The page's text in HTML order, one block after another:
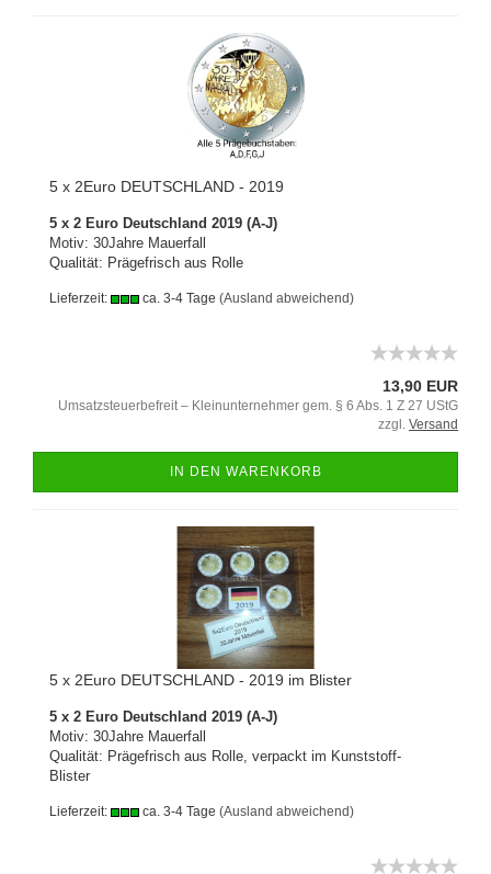
5 x 2Euro DEUTSCHLAND - 2019
5 x 2 Euro Deutschland 2019 (A-J)
Motiv: 30Jahre Mauerfall
Qualität: Prägefrisch aus Rolle
Lieferzeit: ca. 3-4 Tage (Ausland abweichend)
13,90 EUR
Umsatzsteuerbefreit – Kleinunternehmer gem. § 6 Abs. 1 Z 27 UStG
zzgl. Versand
IN DEN WARENKORB
5 x 2Euro DEUTSCHLAND - 2019 im Blister
5 x 2 Euro Deutschland 2019 (A-J)
Motiv: 30Jahre Mauerfall
Qualität: Prägefrisch aus Rolle, verpackt im Kunststoff-
Blister
Lieferzeit: ca. 3-4 Tage (Ausland abweichend)